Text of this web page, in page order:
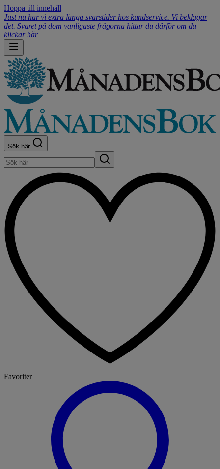
Hoppa till innehåll
Just nu har vi extra långa svarstider hos kundservice. Vi beklagar
det. Svaret på dom vanligaste frågorna hittar du därför om du
klickar här
Sök här
Favoriter